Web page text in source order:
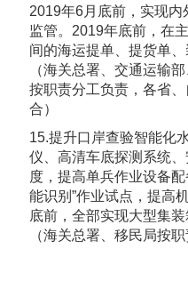
2019年6月底前，实现
监管。2019年底前，在
间的海运提单、提货单
（海关总署、交通运输
按职责分工负责，各省
合）
15.提升口岸查验智能化
仪、高清车底探测系统
度，提高单兵作业设备配
能识别”作业试点，提高
底前，全部实现大型集
（海关总署、移民局按职